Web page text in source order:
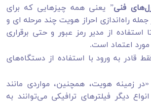
فنی” یعنی همه چیزهایی که برای
راه‌اندازی احراز هویت چند مرحله ای و
استفاده از مدیر رمز عبور و حتی برقراری
اعتماد است.
قادر به ورود با استفاده از دستگاه‌های
زمینه هویت، همچنین، مواردی مانند
دیگر فیلترهای ترافیکی می‌توانند به